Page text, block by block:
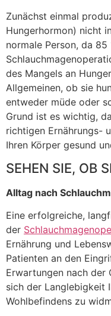
Zunächst einmal
Hungerhormon) nicht
normale Person, da
des Mangels an
Allgemeinen, ob sie
entweder müde oder
Grund ist es wichtig,
richtigen Ernährungs-
Ihren Körper gesund
SEHEN SIE, OB
Alltag nach
Eine erfolgreiche,
der
Ernährung und
Patienten an den
Erwartungen nach der
sich der Langlebigkeit
Wohlbefindens zu